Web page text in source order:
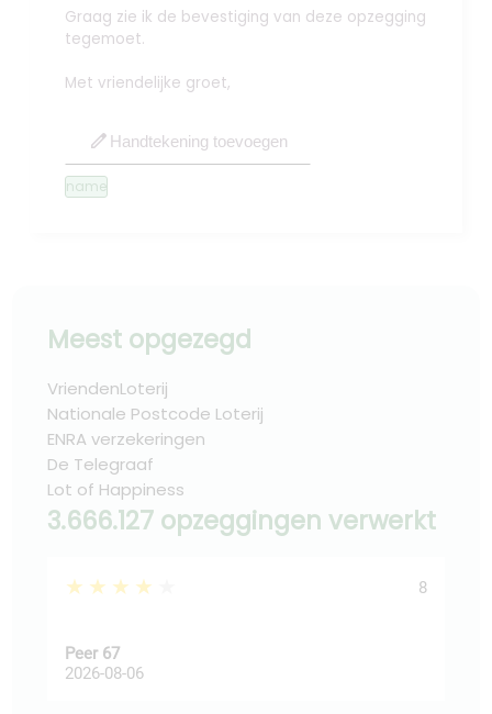
Graag zie ik de bevestiging van deze opzegging
tegemoet.
Met vriendelijke groet,
edit Handtekening toevoegen
name
Meest opgezegd
VriendenLoterij
Nationale Postcode Loterij
ENRA verzekeringen
De Telegraaf
Lot of Happiness
3.666.127 opzeggingen verwerkt
★★★★★ 8
Peer 67
2026-08-06